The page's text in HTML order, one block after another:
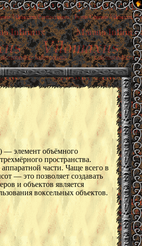
) — элемент объёмного
пространства.
части. Чаще всего в
— это позволяет создавать
и объектов является
воксельных объектов.